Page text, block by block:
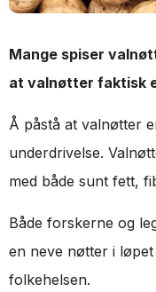
Mange spiser
at valnøtter faktisk
Å påstå at valnøtter
underdrivelse.
med både sunt fett,
Både forskerne og
en neve nøtter i
folkehelsen.